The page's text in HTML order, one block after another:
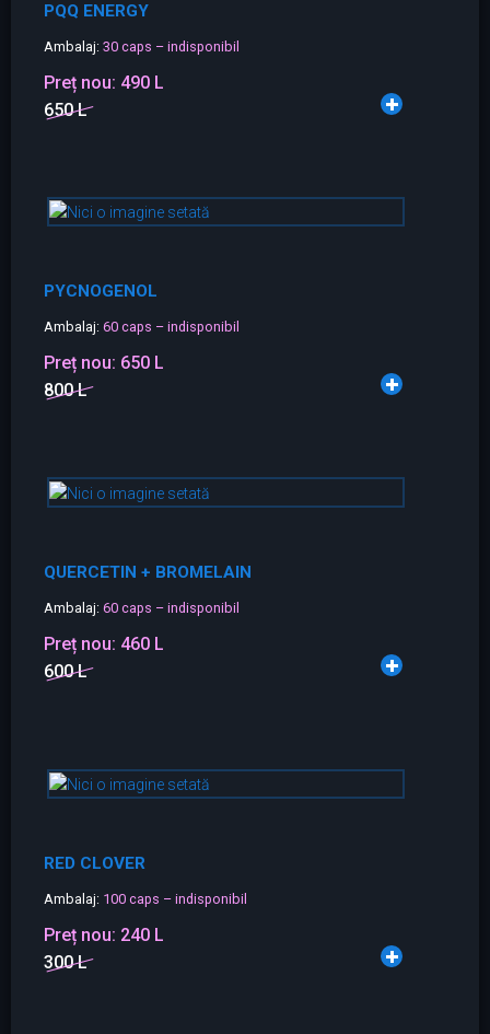
PQQ ENERGY
Ambalaj: 30 caps – indisponibil
Preț nou: 490 L
650 L
PYCNOGENOL
Ambalaj: 60 caps – indisponibil
Preț nou: 650 L
800 L
QUERCETIN + BROMELAIN
Ambalaj: 60 caps – indisponibil
Preț nou: 460 L
600 L
RED CLOVER
Ambalaj: 100 caps – indisponibil
Preț nou: 240 L
300 L